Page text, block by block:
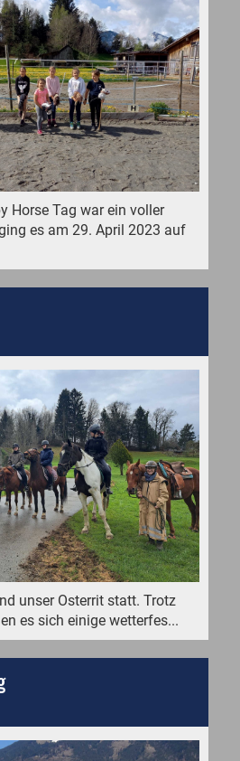
Horse Tag war ein voller
es am 29. April 2023 auf
unser Osterrit statt. Trotz
es sich einige wetterfes...